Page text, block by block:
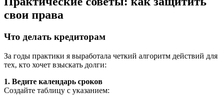
свои права
Что делать кредиторам
За годы практики я выработала четкий алгоритм действий для
тех, кто хочет взыскать долги:
1. Ведите календарь сроков
Создайте таблицу с указанием: